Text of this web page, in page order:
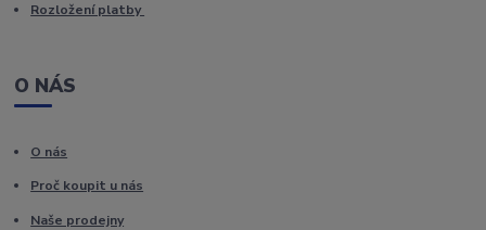
Rozložení platby
O NÁS
O nás
Proč koupit u nás
Naše prodejny